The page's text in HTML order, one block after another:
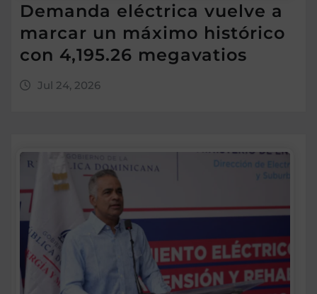
Demanda eléctrica vuelve a
marcar un máximo histórico
con 4,195.26 megavatios
Jul 24, 2026